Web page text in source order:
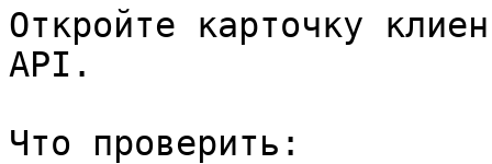
Откройте карточку
API.
Что проверить: